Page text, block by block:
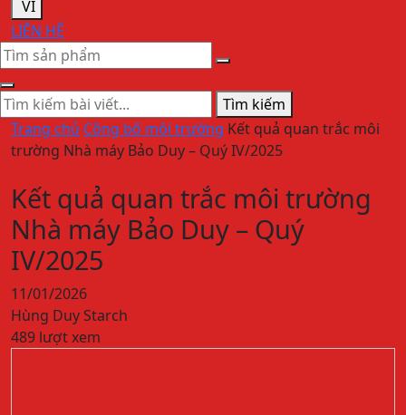
VI
LIÊN HỆ
Tìm kiếm
Trang chủ Công bố môi trường Kết quả quan trắc môi
trường Nhà máy Bảo Duy – Quý IV/2025
Kết quả quan trắc môi trường
Nhà máy Bảo Duy – Quý
IV/2025
11/01/2026
Hùng Duy Starch
489 lượt xem